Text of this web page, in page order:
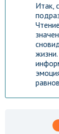
Итак,